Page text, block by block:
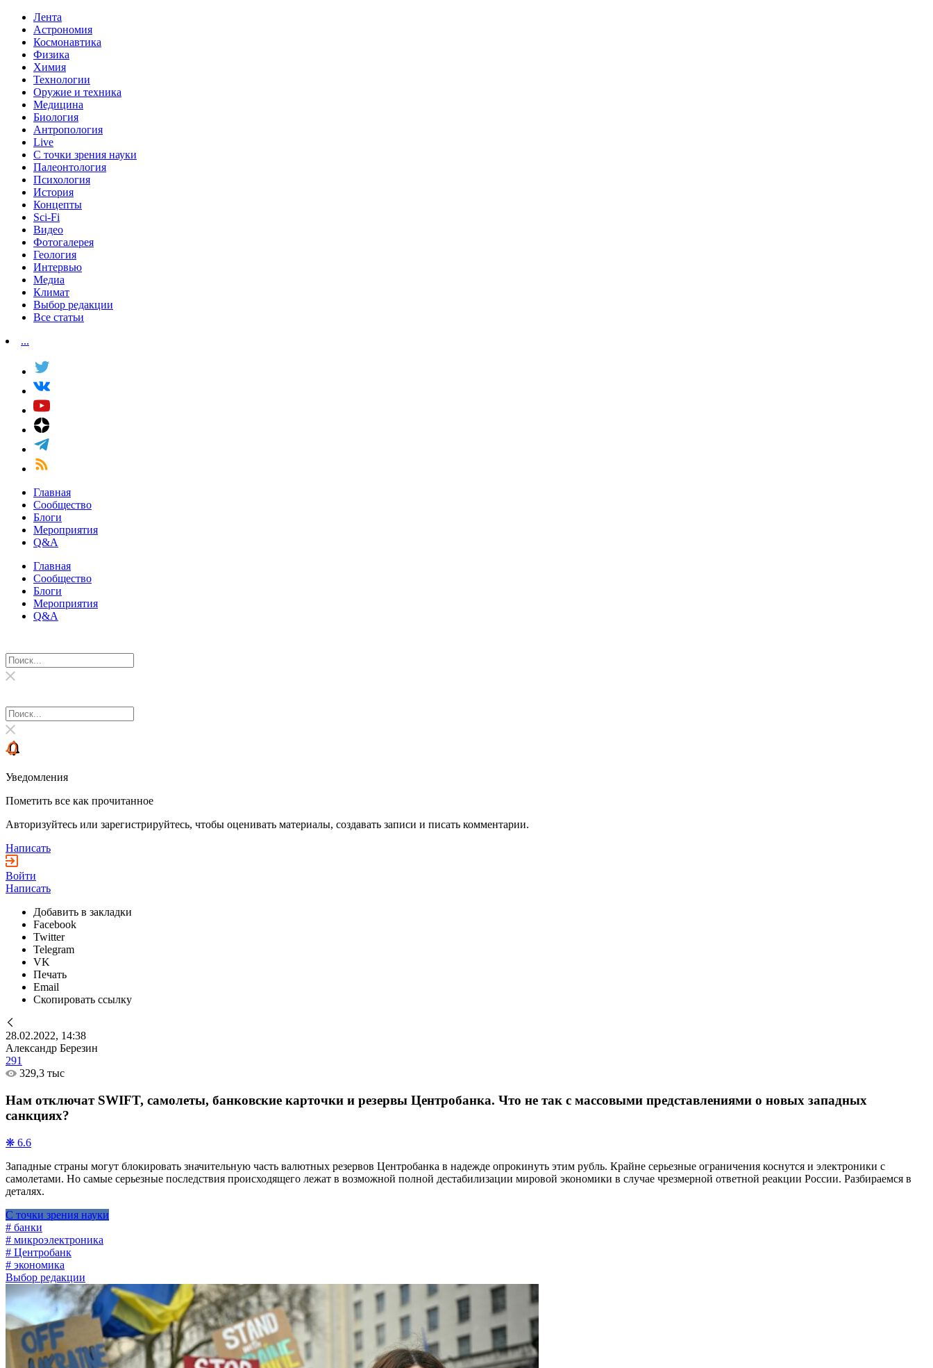
Лента
Астрономия
Космонавтика
Физика
Химия
Технологии
Оружие и техника
Медицина
Биология
Антропология
Live
С точки зрения науки
Палеонтология
Психология
История
Концепты
Sci-Fi
Видео
Фотогалерея
Геология
Интервью
Медиа
Климат
Выбор редакции
Все статьи
...
Главная
Сообщество
Блоги
Мероприятия
Q&A
Главная
Сообщество
Блоги
Мероприятия
Q&A
Уведомления
Пометить все как прочитанное
Авторизуйтесь или зарегистрируйтесь, чтобы оценивать материалы, создавать записи и писать комментарии.
Написать
Войти
Написать
Добавить в закладки
Facebook
Twitter
Telegram
VK
Печать
Email
Скопировать ссылку
28.02.2022, 14:38
Александр Березин
291
329,3 тыс
Нам отключат SWIFT, самолеты, банковские карточки и резервы Центробанка. Что не так с массовыми представлениями о новых западных
санкциях?
❋ 6.6
Западные страны могут блокировать значительную часть валютных резервов Центробанка в надежде опрокинуть этим рубль. Крайне серьезные ограничения коснутся и электроники с
самолетами. Но самые серьезные последствия происходящего лежат в возможной полной дестабилизации мировой экономики в случае чрезмерной ответной реакции России. Разбираемся в
деталях.
С точки зрения науки
# банки
# микроэлектроника
# Центробанк
# экономика
Выбор редакции